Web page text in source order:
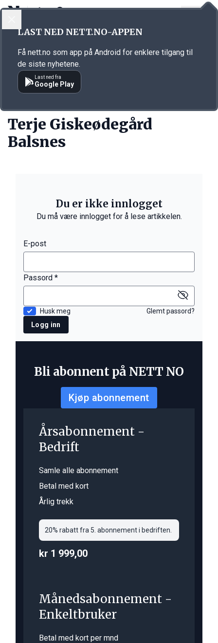
Annonsørinnhold
Terje Giskeødegård
Balsnes
Du er ikke innlogget
Du må være innlogget for å lese artikkelen.
E-post
Passord *
Husk meg
Glemt passord?
Logg inn
Bli abonnent på NETT NO
Kjøp abonnement
Årsabonnement -
Bedrift
Samle alle abonnement
Betal med kort
Årlig trekk
20% rabatt fra 5. abonnement i bedriften.
kr 1 999,00
Månedsabonnement -
Enkeltbruker
Betal med kort per mnd
LAST NED NETT.NO-APPEN
Få nett.no som app på Android for enklere tilgang til
de siste nyhetene.
Last ned fra
Google Play